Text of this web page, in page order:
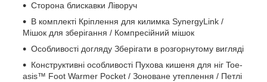
Сторона блискавки Ліворуч
В комплекті Кріплення для килимка SynergyLink /
Мішок для зберігання / Компресійний мішок
Особливості догляду Зберігати в розгорнутому вигляді
Конструктивні особливості Пухова кишеня для ніг Toe-
asis™ Foot Warmer Pocket / Зоноване утеплення / Петлі